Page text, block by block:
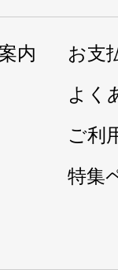
内
お支
よく
ご利
特集